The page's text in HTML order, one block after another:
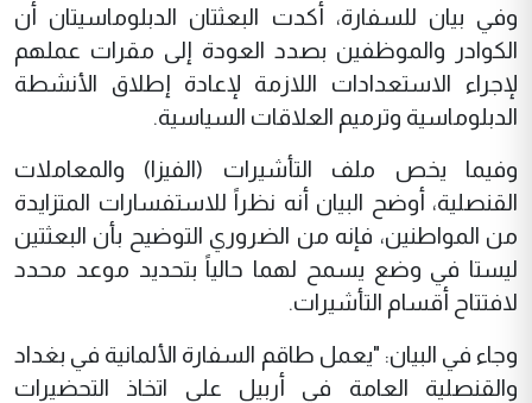
وفي بيان للسفارة، أكدت البعثتان الدبلوماسيتان أن
الكوادر والموظفين بصدد العودة إلى مقرات عملهم
لإجراء الاستعدادات اللازمة لإعادة إطلاق الأنشطة
الدبلوماسية وترميم العلاقات السياسية.
وفيما يخص ملف التأشيرات (الفيزا) والمعاملات
القنصلية، أوضح البيان أنه نظراً للاستفسارات المتزايدة
من المواطنين، فإنه من الضروري التوضيح بأن البعثتين
ليستا في وضع يسمح لهما حالياً بتحديد موعد محدد
لافتتاح أقسام التأشيرات.
وجاء في البيان: "يعمل طاقم السفارة الألمانية في بغداد
والقنصلية العامة في أربيل على اتخاذ التحضيرات